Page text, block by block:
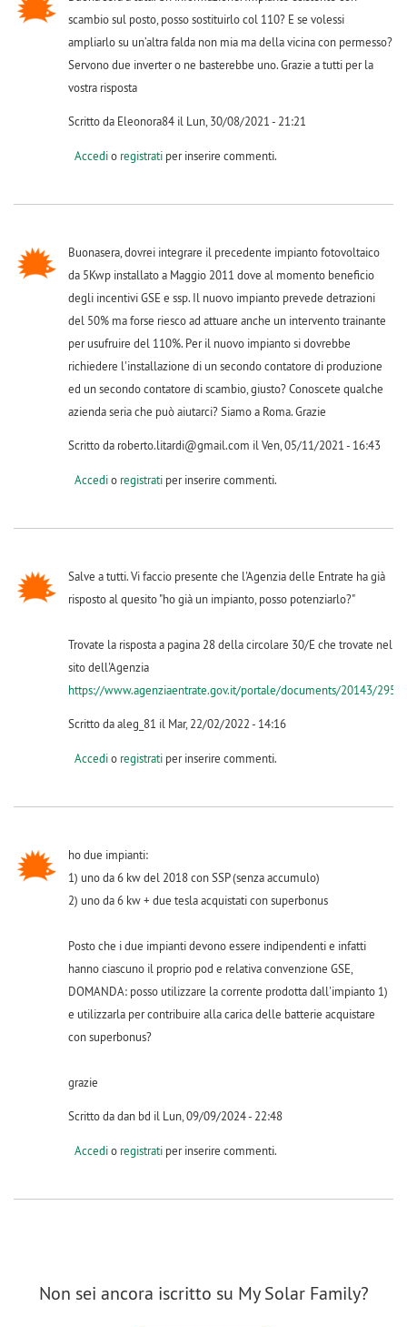
scambio sul posto, posso sostituirlo col 110? E se volessi
ampliarlo su un’altra falda non mia ma della vicina con permesso?
Servono due inverter o ne basterebbe uno. Grazie a tutti per la
vostra risposta
Scritto da Eleonora84 il Lun, 30/08/2021 - 21:21
Accedio registratiper inserire commenti.
Buonasera, dovrei integrare il precedente impianto fotovoltaico
da 5Kwp installato a Maggio 2011 dove al momento beneficio
degli incentivi GSE e ssp. Il nuovo impianto prevede detrazioni
del 50% ma forse riesco ad attuare anche un intervento trainante
per usufruire del 110%. Per il nuovo impianto si dovrebbe
richiedere l'installazione di un secondo contatore di produzione
ed un secondo contatore di scambio, giusto? Conoscete qualche
azienda seria che può aiutarci? Siamo a Roma. Grazie
Scritto da roberto.litardi@gmail.com il Ven, 05/11/2021 - 16:43
Accedio registratiper inserire commenti.
Salve a tutti. Vi faccio presente che l'Agenzia delle Entrate ha già
risposto al quesito "ho già un impianto, posso potenziarlo?"
Trovate la risposta a pagina 28 della circolare 30/E che trovate nel
sito dell'Agenzia
https://www.agenziaentrate.gov.it/portale/documents/20143/
Scritto da aleg_81 il Mar, 22/02/2022 - 14:16
Accedio registratiper inserire commenti.
ho due impianti:
1) uno da 6 kw del 2018 con SSP (senza accumulo)
2) uno da 6 kw + due tesla acquistati con superbonus
Posto che i due impianti devono essere indipendenti e infatti
hanno ciascuno il proprio pod e relativa convenzione GSE,
DOMANDA: posso utilizzare la corrente prodotta dall'impianto 1)
e utilizzarla per contribuire alla carica delle batterie acquistare
con superbonus?
grazie
Scritto da dan bd il Lun, 09/09/2024 - 22:48
Accedio registratiper inserire commenti.
Non sei ancora iscritto su My Solar Family?